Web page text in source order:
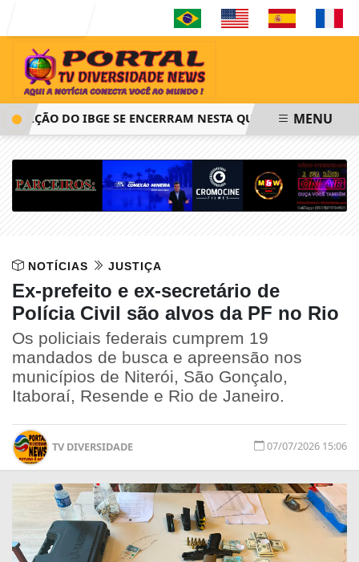
DO IBGE SE ENCERRAM NESTA QUINTA-FEIRA ÀS 14H
MENU
NOTÍCIAS JUSTIÇA
Ex-prefeito e ex-secretário de
Polícia Civil são alvos da PF no Rio
Os policiais federais cumprem 19
mandados de busca e apreensão nos
municípios de Niterói, São Gonçalo,
Itaboraí, Resende e Rio de Janeiro.
TV DIVERSIDADE 07/07/2026 15:06